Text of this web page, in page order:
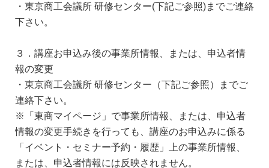
・東京商工会議所 研修センター(下記ご参照)までご連絡
下さい。
３．講座お申込み後の事業所情報、または、申込者情
報の変更
・東京商工会議所 研修センター（下記ご参照）までご
連絡下さい。
※「東商マイページ」で事業所情報、または、申込者
情報の変更手続きを行っても、講座のお申込みに係る
「イベント・セミナー予約・履歴」上の事業所情報、
または、申込者情報には反映されません。